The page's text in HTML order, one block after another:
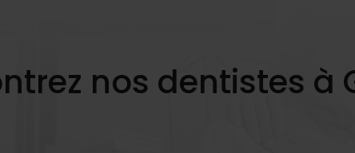
nos dentistes à